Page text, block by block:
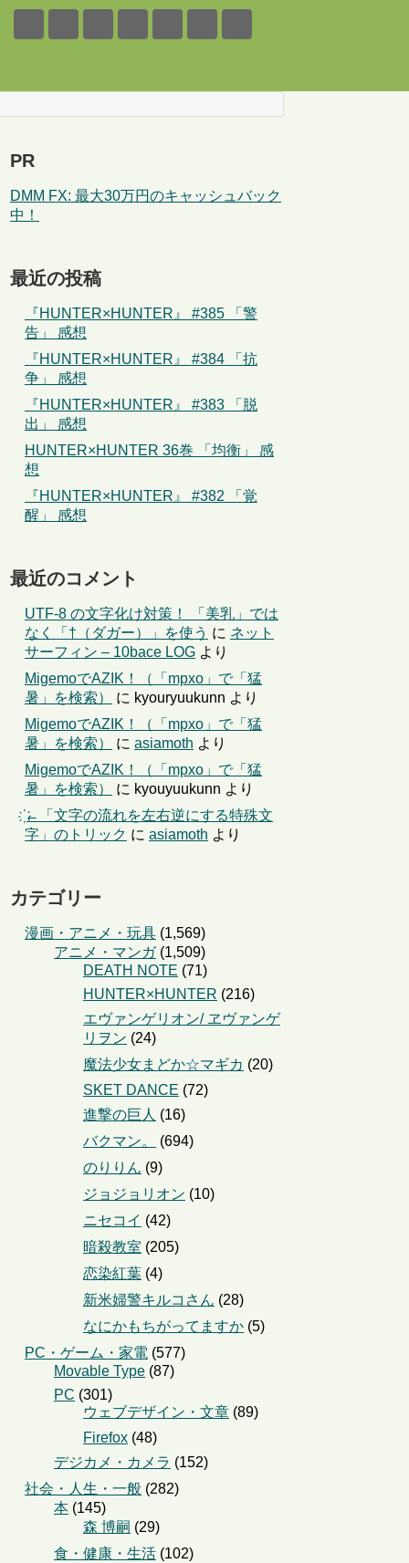
PR
DMM FX: 最大30万円のキャッシュバック
中！
最近の投稿
『HUNTER×HUNTER』 #385 「警
告」 感想
『HUNTER×HUNTER』 #384 「抗
争」 感想
『HUNTER×HUNTER』 #383 「脱
出」 感想
HUNTER×HUNTER 36巻 「均衡」 感
想
『HUNTER×HUNTER』 #382 「覚
醒」 感想
最近のコメント
UTF-8 の文字化け対策！ 「美乳」では
なく「†（ダガー）」を使う に ネット
サーフィン – 10bace LOG より
MigemoでAZIK！（「mpxo」で「猛
暑」を検索）
に kyouryuukunn より
MigemoでAZIK！（「mpxo」で「猛
暑」を検索）
に asiamoth より
MigemoでAZIK！（「mpxo」で「猛
暑」を検索）
に kyouyuukunn より
҉←「文字の流れを左右逆にする特殊文
字」のトリック に asiamoth より
カテゴリー
漫画・アニメ・玩具 (1,569)
アニメ・マンガ(1,509)
DEATH NOTE (71)
HUNTER×HUNTER (216)
エヴァンゲリオン/ ヱヴァンゲ
リヲン (24)
魔法少女まどか☆マギカ (20)
SKET DANCE (72)
進撃の巨人 (16)
バクマン。
(694)
のりりん (9)
ジョジョリオン (10)
ニセコイ (42)
暗殺教室 (205)
恋染紅葉 (4)
新米婦警キルコさん (28)
なにかもちがってますか (5)
PC・ゲーム・家電 (577)
Movable Type (87)
PC (301)
ウェブデザイン・文章 (89)
Firefox (48)
デジカメ・カメラ (152)
社会・人生・一般 (282)
本 (145)
森 博嗣 (29)
食・健康・生活 (102)